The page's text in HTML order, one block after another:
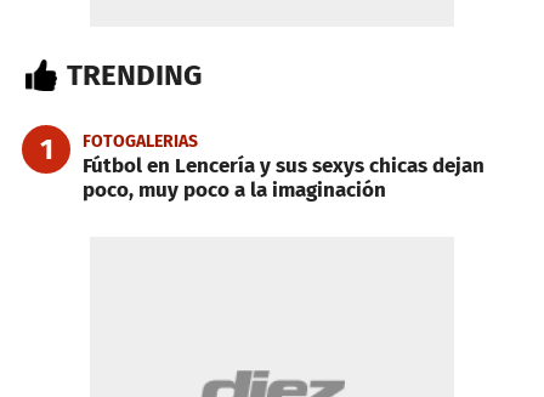
TRENDING
1 FOTOGALERIAS
Fútbol en Lencería y sus sexys chicas dejan
poco, muy poco a la imaginación